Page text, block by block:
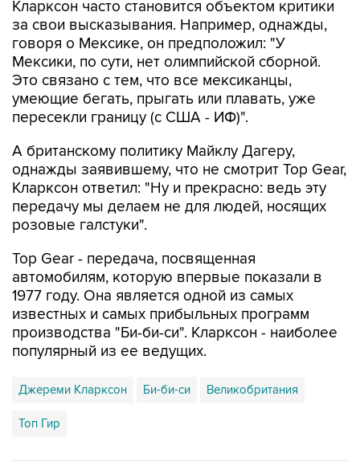
говоря о Мексике, он предположил: "У
Мексики, по сути, нет олимпийской сборной.
Это связано с тем, что все мексиканцы,
умеющие бегать, прыгать или плавать, уже
пересекли границу (с США - ИФ)".
А британскому политику Майклу Дагеру,
Кларксон ответил: "Ну и прекрасно: ведь эту
передачу мы делаем не для людей, носящих
розовые галстуки".
Top Gear - передача, посвященная
1977 году. Она является одной из самых
известных и самых прибыльных программ
производства "Би-би-си". Кларксон - наиболее
популярный из ее ведущих.
Джереми Кларксон Би-би-си
Топ Гир